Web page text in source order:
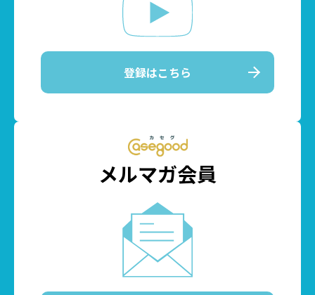
登録はこちら
メルマガ会員